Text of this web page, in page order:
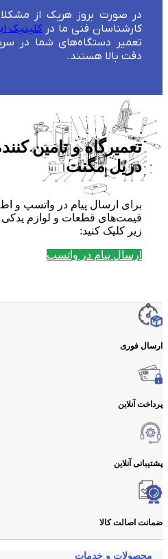
در صورت بروز هریک از
کارشناسان فنی ما در کلینیک
تعمیر دستگاه‌های شما در
دقت بالا هستند.
تعمیرگاه و تامین
دریل مگنت
برای ارسال پیام در واتسپ و
قیمت‌های قطعات و لوازم
زیر کلیک کنید:
ارسال پیام در واتسپ
ارسال فوری
پرداخت آنلاین
پشتیبانی آنلاین
ضمانت اصالت کالا
محصولات و خدمات